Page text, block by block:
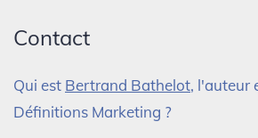
Contact
Qui est Bertrand Bathelot, l'auteur
Définitions Marketing ?